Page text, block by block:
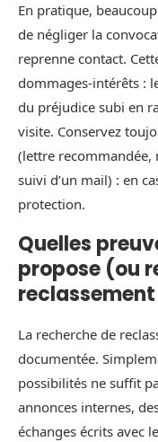
En pratique,
de négliger la
reprenne contact.
dommages‑intérêts :
du préjudice subi en
visite. Conservez
(lettre recommandée,
suivi d’un mail) : en
protection.
Quelles
propose (ou
reclassement
La recherche de
documentée.
possibilités ne suffit
annonces internes,
échanges écrits avec